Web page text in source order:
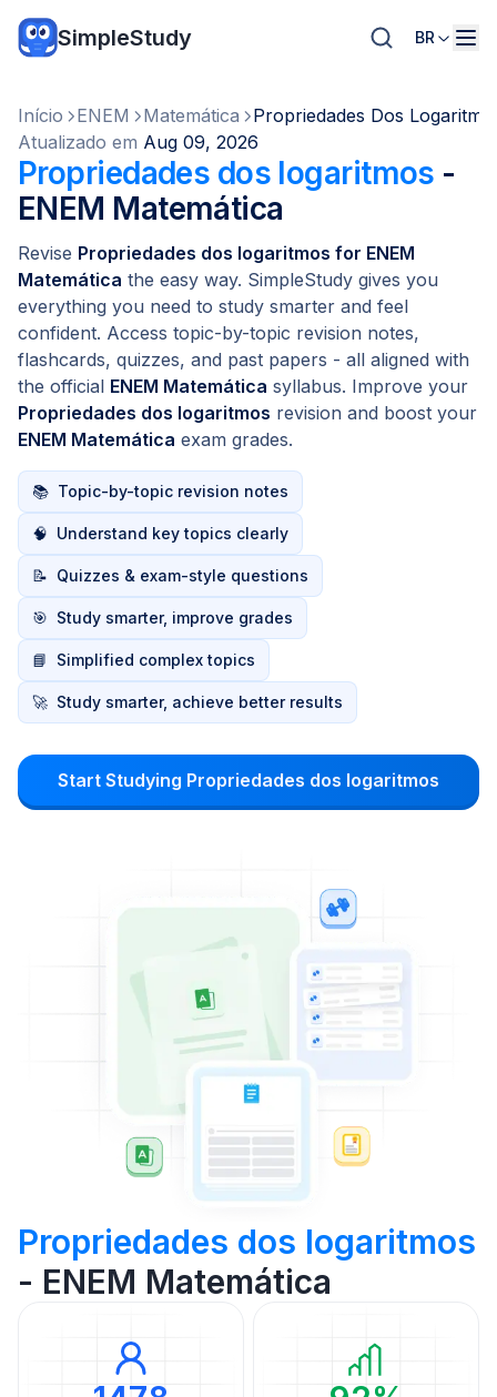
SimpleStudy BR
Início ENEM Matemática
Propriedades Dos
Atualizado em Aug 09, 2026
Propriedades dos logaritmos -
ENEM Matemática
Revise Propriedades dos logaritmos for ENEM
Matemática the easy way. SimpleStudy gives you
everything you need to study smarter and feel
confident. Access topic-by-topic revision notes,
flashcards, quizzes, and past papers - all aligned with
the official ENEM Matemática syllabus. Improve your
Propriedades dos logaritmos revision and boost your
ENEM Matemática exam grades.
📚 Topic-by-topic revision notes
🧠 Understand key topics clearly
📝 Quizzes & exam-style questions
🎯 Study smarter, improve grades
📘 Simplified complex topics
🚀 Study smarter, achieve better results
Start Studying Propriedades dos logaritmos
Propriedades dos logaritmos
- ENEM Matemática